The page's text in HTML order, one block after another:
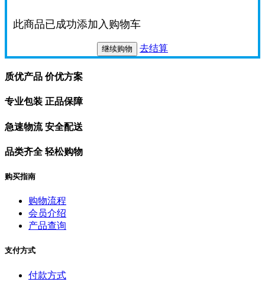
此商品已成功添加入购物车
继续购物 去结算
质优产品 价优方案
专业包装 正品保障
急速物流 安全配送
品类齐全 轻松购物
购买指南
购物流程
会员介绍
产品查询
支付方式
付款方式